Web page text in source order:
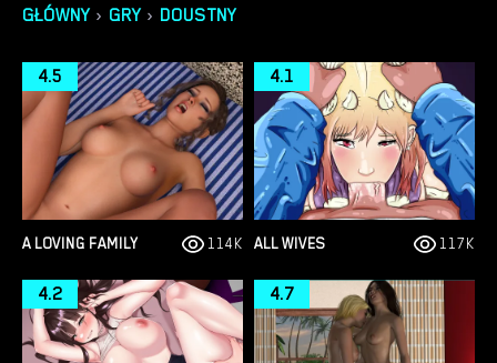
GŁÓWNY › GRY › DOUSTNY
A LOVING FAMILY
4.5
114K ALL WIVES
4.1
117K
4.2 4.7